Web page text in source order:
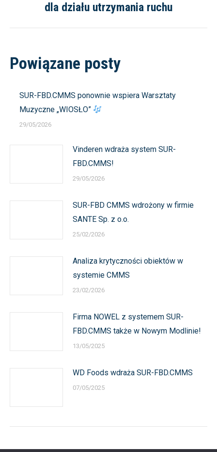
wpis:
dla działu utrzymania ruchu
Powiązane posty
SUR-FBD.CMMS ponownie wspiera Warsztaty
Muzyczne „WIOSŁO”
29/05/2026
Vinderen wdraża system SUR-
FBD.CMMS!
29/05/2026
SUR-FBD CMMS wdrożony w firmie
SANTE Sp. z o.o.
25/02/2026
Analiza krytyczności obiektów w
systemie CMMS
23/02/2026
Firma NOWEL z systemem SUR-
FBD.CMMS także w Nowym Modlinie!
13/05/2025
WD Foods wdraża SUR-FBD.CMMS
07/05/2025